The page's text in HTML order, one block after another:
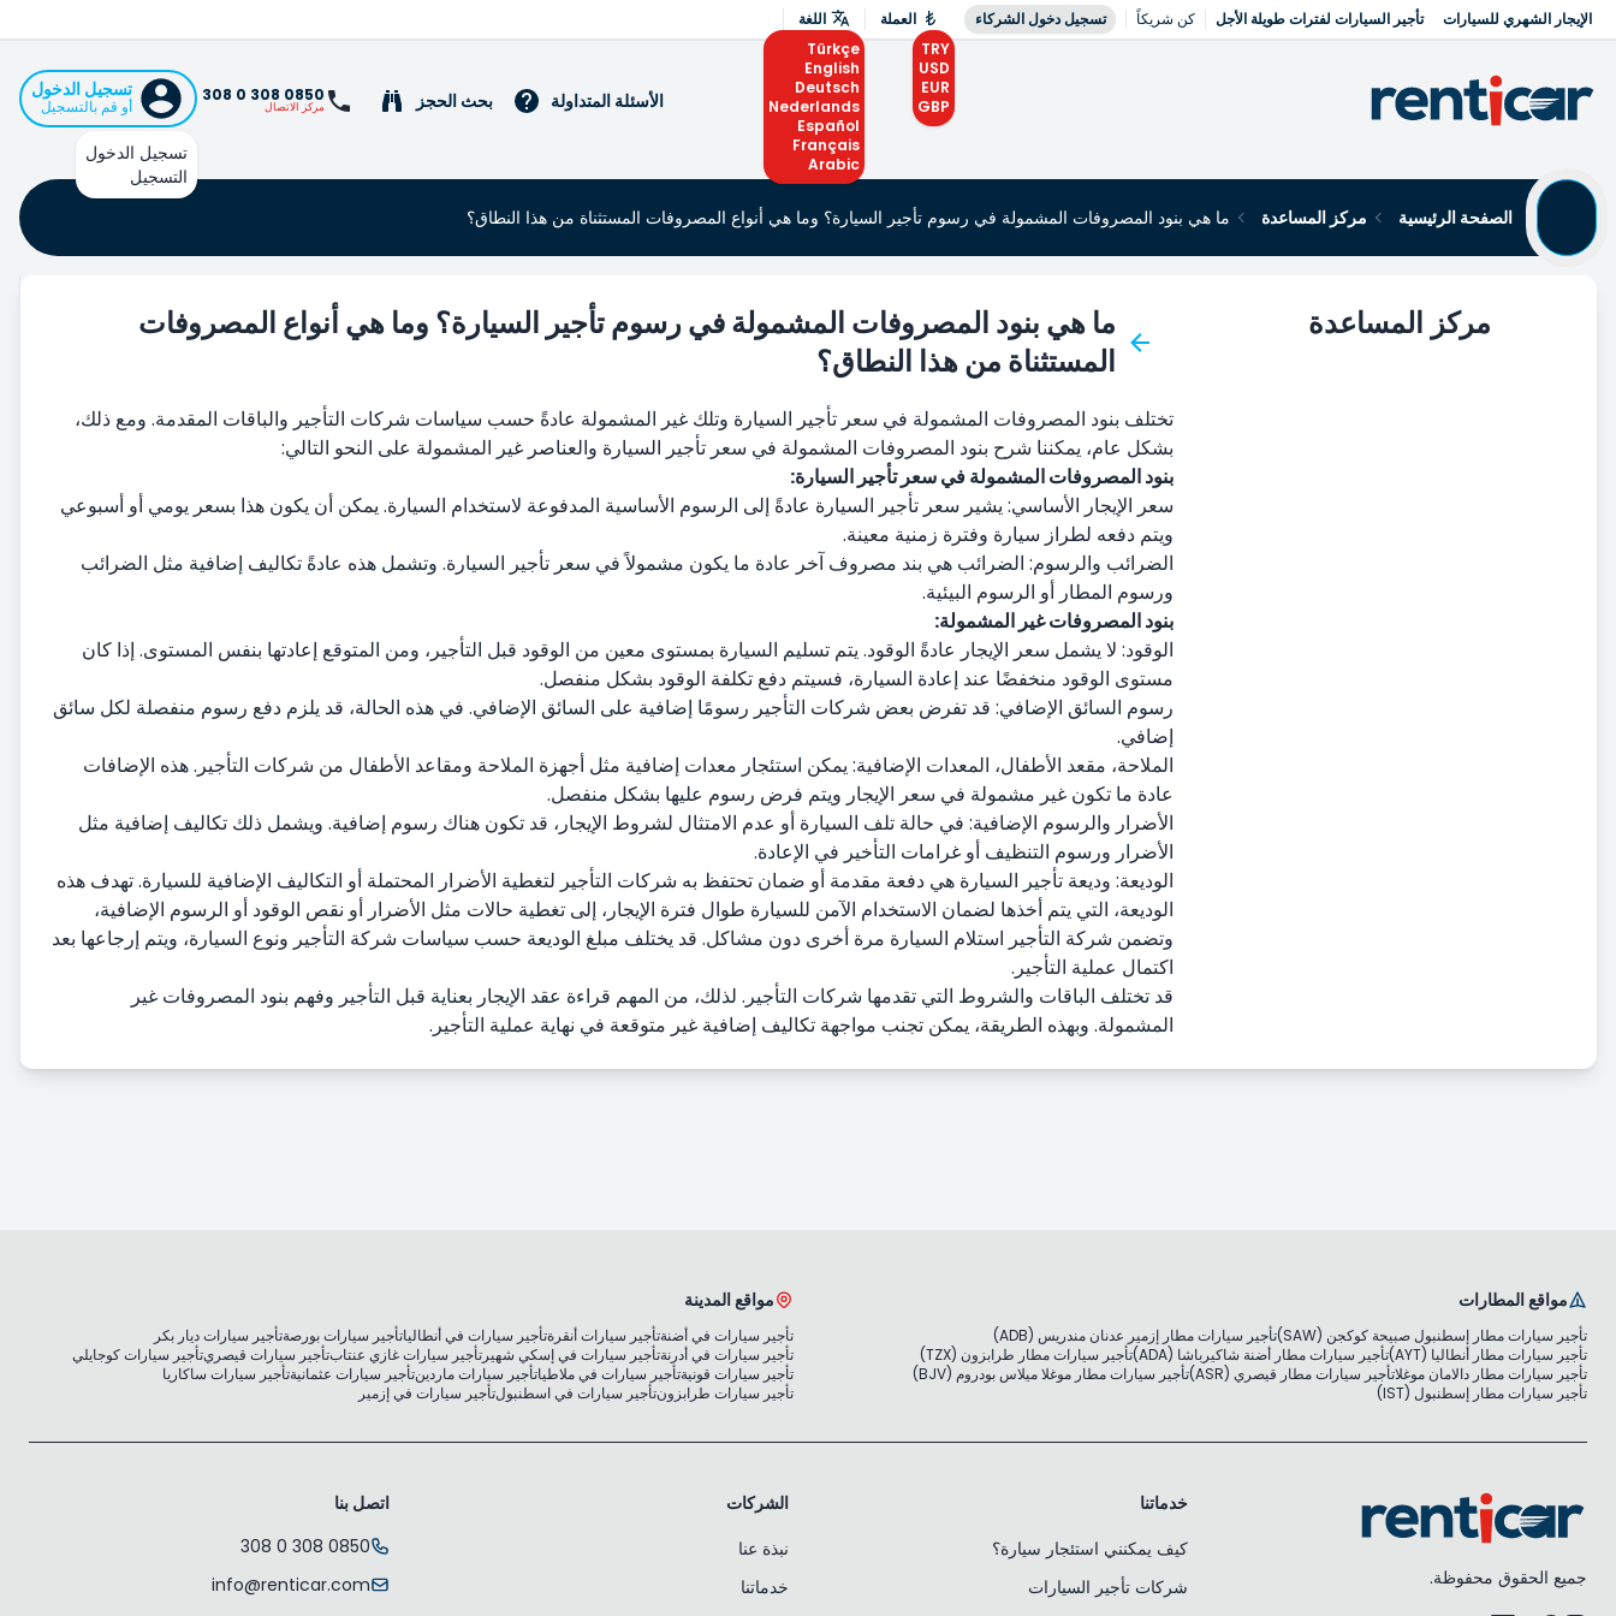
الإيجار الشهري للسيارات تأجير السيارات لفترات طويلة الأجل كن شريكاً تسجيل دخول الشركاء
العملة
TRY
USD
EUR
GBP
اللغة
Türkçe
English
Deutsch
Nederlands
Español
Français
Arabic
الأسئلة المتداولة بحث الحجز 0850 308 0 308
مركز الاتصال
تسجيل الدخول
أو قم بالتسجيل
تسجيل الدخول
التسجيل
الصفحة الرئيسية
مركز المساعدة ما هي بنود المصروفات المشمولة في رسوم تأجير السيارة؟ وما هي أنواع المصروفات المستثناة من هذا النطاق؟
مركز المساعدة
ما هي بنود المصروفات المشمولة في رسوم تأجير السيارة؟ وما هي أنواع المصروفات
المستثناة من هذا النطاق؟
تختلف بنود المصروفات المشمولة في سعر تأجير السيارة وتلك غير المشمولة عادةً حسب سياسات شركات التأجير والباقات المقدمة. ومع ذلك،
بشكل عام، يمكننا شرح بنود المصروفات المشمولة في سعر تأجير السيارة والعناصر غير المشمولة على النحو التالي:
بنود المصروفات المشمولة في سعر تأجير السيارة:
سعر الإيجار الأساسي: يشير سعر تأجير السيارة عادةً إلى الرسوم الأساسية المدفوعة لاستخدام السيارة. يمكن أن يكون هذا بسعر يومي أو أسبوعي
ويتم دفعه لطراز سيارة وفترة زمنية معينة.
الضرائب والرسوم: الضرائب هي بند مصروف آخر عادة ما يكون مشمولاً في سعر تأجير السيارة. وتشمل هذه عادةً تكاليف إضافية مثل الضرائب
ورسوم المطار أو الرسوم البيئية.
بنود المصروفات غير المشمولة:
الوقود: لا يشمل سعر الإيجار عادةً الوقود. يتم تسليم السيارة بمستوى معين من الوقود قبل التأجير، ومن المتوقع إعادتها بنفس المستوى. إذا كان
مستوى الوقود منخفضًا عند إعادة السيارة، فسيتم دفع تكلفة الوقود بشكل منفصل.
رسوم السائق الإضافي: قد تفرض بعض شركات التأجير رسومًا إضافية على السائق الإضافي. في هذه الحالة، قد يلزم دفع رسوم منفصلة لكل سائق
إضافي.
الملاحة، مقعد الأطفال، المعدات الإضافية: يمكن استئجار معدات إضافية مثل أجهزة الملاحة ومقاعد الأطفال من شركات التأجير. هذه الإضافات
عادة ما تكون غير مشمولة في سعر الإيجار ويتم فرض رسوم عليها بشكل منفصل.
الأضرار والرسوم الإضافية: في حالة تلف السيارة أو عدم الامتثال لشروط الإيجار، قد تكون هناك رسوم إضافية. ويشمل ذلك تكاليف إضافية مثل
الأضرار ورسوم التنظيف أو غرامات التأخير في الإعادة.
الوديعة: وديعة تأجير السيارة هي دفعة مقدمة أو ضمان تحتفظ به شركات التأجير لتغطية الأضرار المحتملة أو التكاليف الإضافية للسيارة. تهدف هذه
الوديعة، التي يتم أخذها لضمان الاستخدام الآمن للسيارة طوال فترة الإيجار، إلى تغطية حالات مثل الأضرار أو نقص الوقود أو الرسوم الإضافية،
وتضمن شركة التأجير استلام السيارة مرة أخرى دون مشاكل. قد يختلف مبلغ الوديعة حسب سياسات شركة التأجير ونوع السيارة، ويتم إرجاعها بعد
اكتمال عملية التأجير.
قد تختلف الباقات والشروط التي تقدمها شركات التأجير. لذلك، من المهم قراءة عقد الإيجار بعناية قبل التأجير وفهم بنود المصروفات غير
المشمولة. وبهذه الطريقة، يمكن تجنب مواجهة تكاليف إضافية غير متوقعة في نهاية عملية التأجير.
مواقع المطارات
تأجير سيارات مطار إسطنبول صبيحة كوكجن (SAW)
تأجير سيارات مطار إزمير عدنان مندريس (ADB)
تأجير سيارات مطار أنطاليا (AYT)
تأجير سيارات مطار أضنة شاكيرباشا (ADA)
تأجير سيارات مطار طرابزون (TZX)
تأجير سيارات مطار دالامان موغلاتأجير سيارات مطار قيصري (ASR)
تأجير سيارات مطار موغلا ميلاس بودروم (BJV)
تأجير سيارات مطار إسطنبول (IST)
مواقع المدينة
تأجير سيارات في أضنةتأجير سيارات أنقرةتأجير سيارات في أنطالياتأجير سيارات بورصةتأجير سيارات ديار بكر
تأجير سيارات في أدرنةتأجير سيارات في إسكي شهيرتأجير سيارات غازي عنتابتأجير سيارات قيصريتأجير سيارات كوجايلي
تأجير سيارات قونيةتأجير سيارات في ملاطياتأجير سيارات ماردينتأجير سيارات عثمانيةتأجير سيارات ساكاريا
تأجير سيارات طرابزونتأجير سيارات في اسطنبولتأجير سيارات في إزمير
جميع الحقوق محفوظة.
خدماتنا
كيف يمكنني استئجار سيارة؟
شركات تأجير السيارات
الشركات
نبذة عنا
خدماتنا
اتصل بنا
0850 308 0 308
info@renticar.com